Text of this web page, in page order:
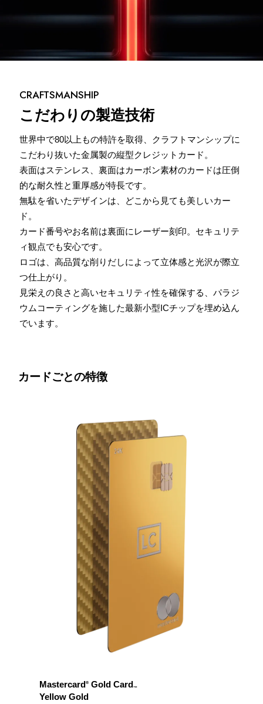
CRAFTSMANSHIP
こだわりの製造技術
世界中で80以上もの特許を取得、クラフトマンシップに
こだわり抜いた⾦属製の縦型クレジットカード。
表⾯はステンレス、裏⾯はカーボン素材のカードは圧倒
的な耐久性と重厚感が特⻑です。
無駄を省いたデザインは、どこから⾒ても美しいカー
ド。
カード番号やお名前は裏面にレーザー刻印。セキュリテ
ィ観点でも安心です。
ロゴは、⾼品質な削りだしによって⽴体感と光沢が際⽴
つ仕上がり。
⾒栄えの良さと⾼いセキュリティ性を確保する、パラジ
ウムコーティングを施した最新⼩型ICチップを埋め込ん
でいます。
カードごとの特徴
Mastercard ®Gold Card ™
Yellow Gold